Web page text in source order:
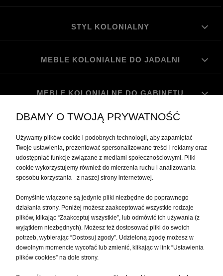
STYL KOLONIALNY
MEBLE KOLONIALNE DO JADALNI
MEBLE KOLONIALNE DO GABINETU
PŁATNOŚCI I DOSTAWA
O NAS
DBAMY O TWOJĄ PRYWATNOŚĆ
Używamy plików cookie i podobnych technologii, aby zapamiętać
Twoje ustawienia, prezentować spersonalizowane treści i reklamy oraz
udostępniać funkcje związane z mediami społecznościowymi. Pliki
cookie wykorzystujemy również do mierzenia ruchu i analizowania
sposobu korzystania z naszej strony internetowej.
Domyślnie włączone są jedynie pliki niezbędne do poprawnego
działania strony. Poniżej możesz zaakceptować wszystkie rodzaje
plików, klikając “Zaakceptuj wszystkie”, lub odmówić ich używania (z
wyjątkiem niezbędnych). Możesz też dostosować pliki do swoich
potrzeb, wybierając “Dostosuj zgody”. Udzieloną zgodę możesz w
dowolnym momencie wycofać lub zmienić, klikając w link “Ustawienia
plików cookies” na dole strony.